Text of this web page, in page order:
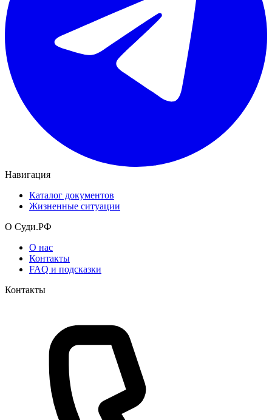
Навигация
Каталог документов
Жизненные ситуации
О Суди.РФ
О нас
Контакты
FAQ и подсказки
Контакты